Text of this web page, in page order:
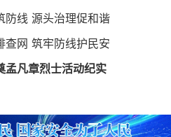
防线 源头治理促和谐
查网 筑牢防线护民安
孟凡章烈士活动纪实